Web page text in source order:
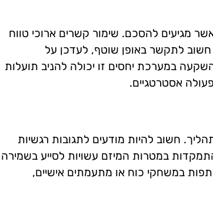
מגיעים להסכם. שימור קשרים ארוכי טווח
לתקשר באופן שוטף, לעדכן על
במערכת יחסים זו יכולה להניב תועלות
אסטרטגיים.
חשוב להיות מודעים לתגובות רגשיות
במטרות המיזם עשויות לסייע בשמירה
במשחקי כוח או מתעמתים אישיים,